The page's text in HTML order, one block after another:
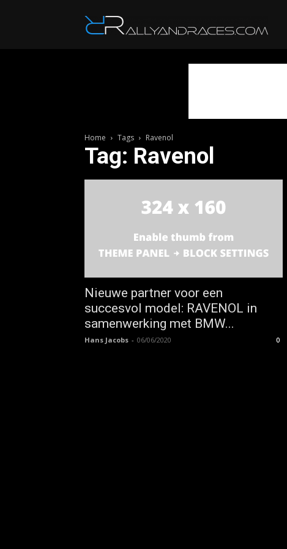
Home Tags Ravenol
Tag: Ravenol
Nieuwe partner voor een
succesvol model: RAVENOL in
samenwerking met BMW...
Hans Jacobs - 06/06/2020 0